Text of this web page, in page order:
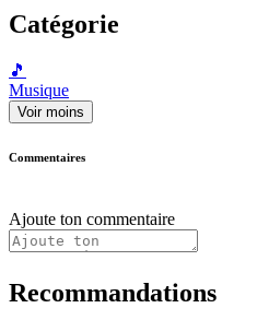
Catégorie
🎵
Musique
Voir moins
Commentaires
Ajoute ton commentaire
Recommandations